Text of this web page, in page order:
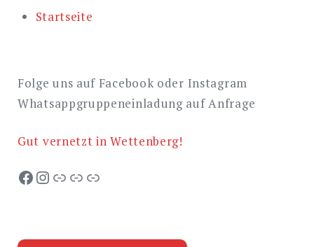
Startseite
Folge uns auf Facebook oder Instagram
Whatsappgruppeneinladung auf Anfrage
Gut vernetzt in Wettenberg!
Facebook
Instagram
TSV Launsbach
TSV Krofdorf
SG Wissmar